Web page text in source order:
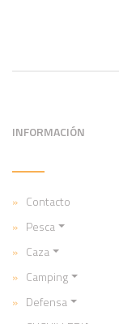
INFORMACIÓN
Contacto
Pesca
Caza
Camping
Defensa